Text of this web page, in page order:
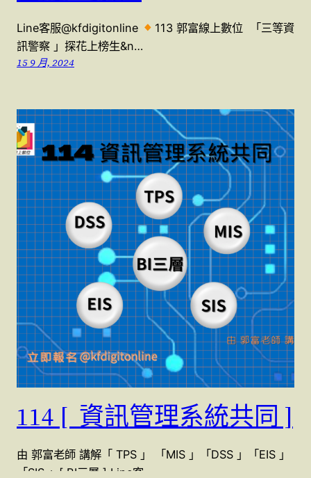
Line客服@kfdigitonline
113 郭富線上數位 「三等資
訊警察 」探花上榜生&n…
15 9 月, 2024
114 [ 資訊管理系統共同 ]
由 郭富老師 講解「 TPS 」 「MIS 」「DSS 」「EIS 」
「SIS 」[ BI三層 ] Line客…